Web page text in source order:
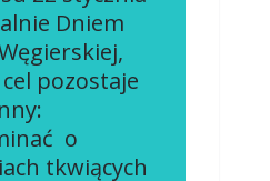
Dniem
pozostaje
o
tkwiących